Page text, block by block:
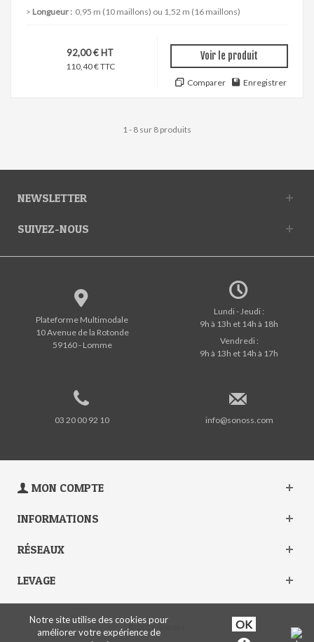
Notre site utilise des cookies pour
améliorer votre expérience de
Longueur : 0,95 m (10 maillons) ou 1,52 m (16 maillons)
92,00 € HT
110,40 € TTC
Voir le produit
Comparer Enregistrer
1 - 8 sur 8 produits
NEWSLETTER
SUIVEZ-NOUS
Plateforme Multimodale
10 Avenue de la Rotonde
59160 - Lomme
Lundi - Jeudi :
9h à 13h et 14h à 18h
Vendredi :
9h à 13h et 14h à 17h
03 20 00 92 10 info@sonoss.com
MON COMPTE
INFORMATIONS
RÉSEAUX
LEVAGE
© 2026 Sonoss